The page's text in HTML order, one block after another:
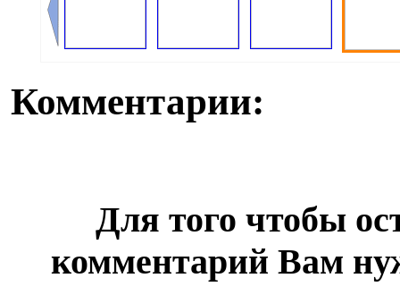
Комментарии:
Для того чтобы
комментарий Вам